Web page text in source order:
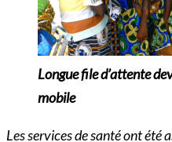
Longue file d’attente
mobile
Les services de santé ont été